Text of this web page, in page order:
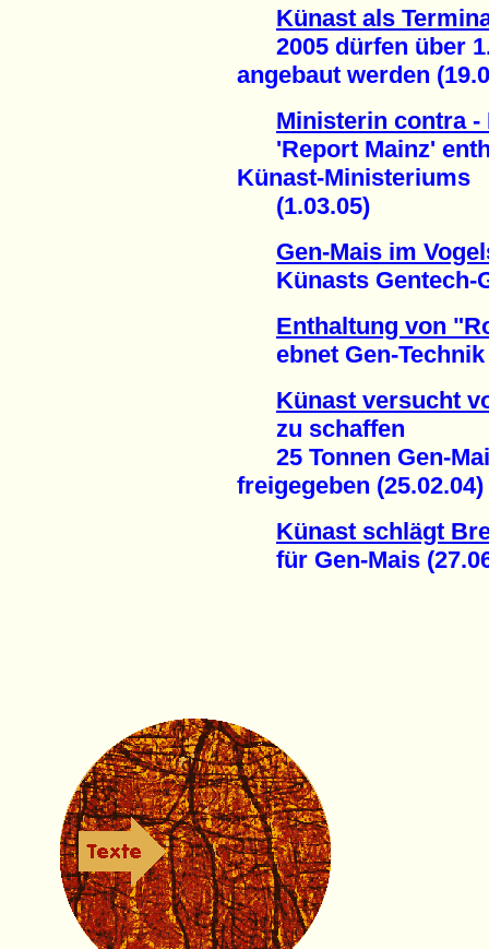
Künast als
2005 dürfen über
angebaut werden
Ministerin contra -
'Report Mainz'
Künast-Ministeriums
(1.03.05)
Gen-Mais im
Künasts Gentech-
Enthaltung von
ebnet Gen-Technik
Künast versucht
zu schaffen
25 Tonnen Gen-
freigegeben (25.02.04)
Künast schlägt
für Gen-Mais